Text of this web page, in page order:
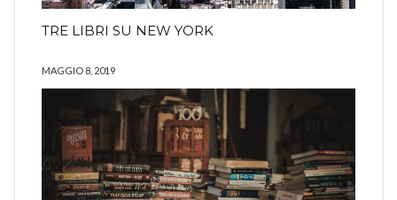
TRE LIBRI SU NEW YORK
MAGGIO 8, 2019